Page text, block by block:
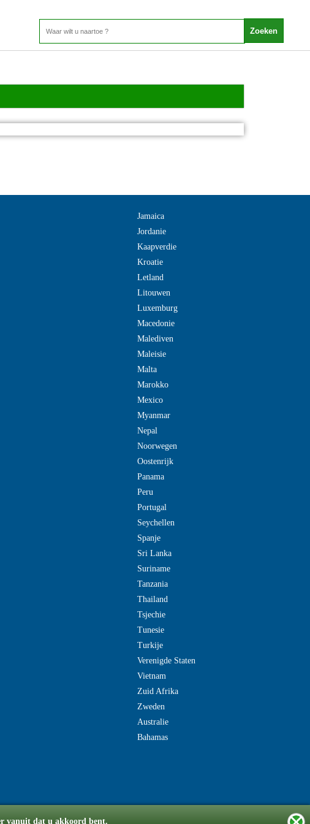
vanuit dat u akkoord bent.
Jamaica
Jordanie
Kaapverdie
Kroatie
Letland
Litouwen
Luxemburg
Macedonie
Malediven
Maleisie
Malta
Marokko
Mexico
Myanmar
Nepal
Noorwegen
Oostenrijk
Panama
Peru
Portugal
Seychellen
Spanje
Sri Lanka
Suriname
Tanzania
Thailand
Tsjechie
Tunesie
Turkije
Verenigde Staten
Vietnam
Zuid Afrika
Zweden
Australie
Bahamas